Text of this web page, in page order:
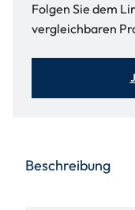
Folgen Sie dem
vergleichbaren
Beschreibung